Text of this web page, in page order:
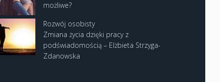
możliwe?
Rozwój osobisty
Zmiana życia dzięki pracy z
podświadomością – Elżbieta Strzyga-
Zdanowska